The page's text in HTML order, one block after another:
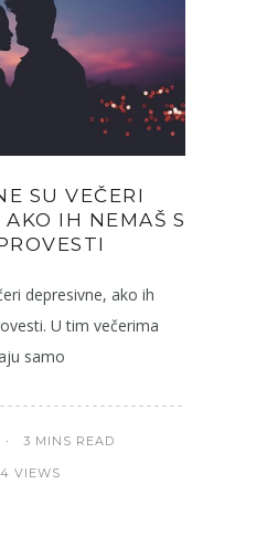
SU VEČERI
IH NEMAŠ S
depresivne, ako ih
U tim večerima
samo
3 MINS READ
VIEWS